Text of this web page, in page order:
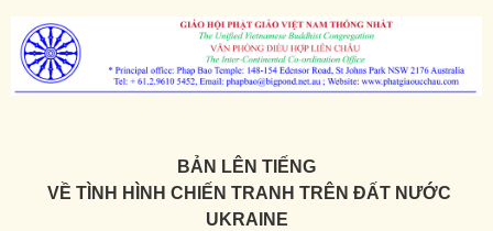
BẢN LÊN TIẾNG
VỀ TÌNH HÌNH CHIẾN TRANH TRÊN ĐẤT NƯỚC
UKRAINE